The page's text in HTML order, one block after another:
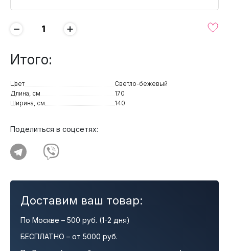
− +
Итого:
Цвет
Светло-бежевый
Длина, см
170
Ширина, см
140
Поделиться в соцсетях:
Доставим ваш товар:
По Москве – 500 руб. (1-2 дня)
БЕСПЛАТНО – от 5000 руб.